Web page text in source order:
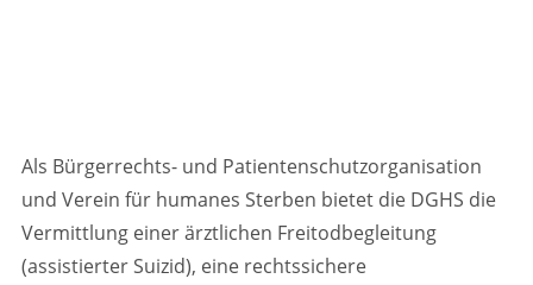
Als Bürgerrechts- und Patientenschutzorganisation
und Verein für humanes Sterben bietet die DGHS die
Vermittlung einer ärztlichen Freitodbegleitung
(assistierter Suizid), eine rechtssichere